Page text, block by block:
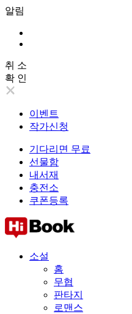
알림
취 소
확 인
이벤트
작가신청
기다리면 무료
선물함
내서재
충전소
쿠폰등록
소설
홈
무협
판타지
로맨스